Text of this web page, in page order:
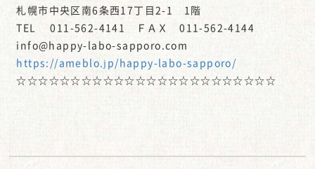
札幌市中央区南6条西17丁目2-1 1階
TEL 011-562-4141 ＦＡＸ 011-562-4144
info@happy-labo-sapporo.com
https://ameblo.jp/happy-labo-sapporo/
☆☆☆☆☆☆☆☆☆☆☆☆☆☆☆☆☆☆☆☆☆☆☆☆